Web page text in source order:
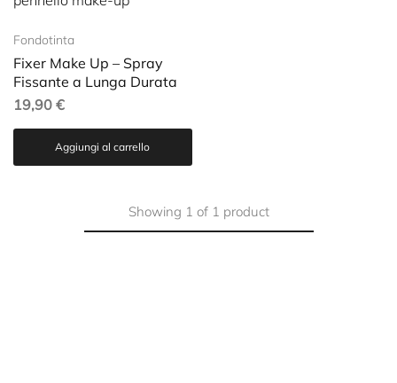
Fondotinta
Fixer Make Up – Spray
Fissante a Lunga Durata
19,90 €
Aggiungi al carrello
Showing 1 of 1 product